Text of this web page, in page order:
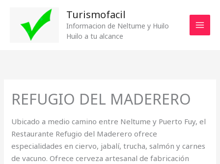
contenido
Turismofacil
Informacion de Neltume y Huilo
Huilo a tu alcance
REFUGIO DEL MADERERO
Ubicado a medio camino entre Neltume y Puerto Fuy, el
Restaurante Refugio del Maderero ofrece
especialidades en ciervo, jabalí, trucha, salmón y carnes
de vacuno. Ofrece cerveza artesanal de fabricación